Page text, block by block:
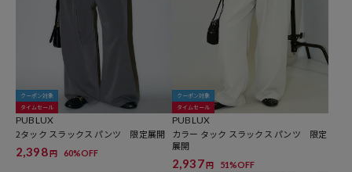
クーポン対象
タイムセール
PUBLUX
2タック スラックス パンツ 限定展開
2,398円 60%OFF
クーポン対象
タイムセール
PUBLUX
カラー タック スラックス パンツ 限定
展開
2,937円 51%OFF